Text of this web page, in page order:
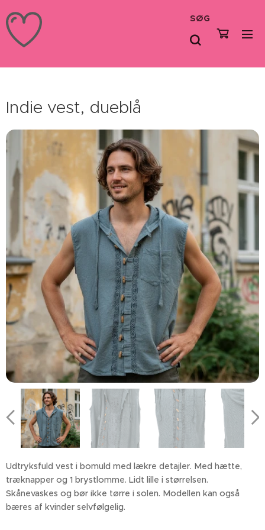
SØG
Indie vest, dueblå
Udtryksfuld vest i bomuld med lækre detajler. Med hætte,
træknapper og 1 brystlomme. Lidt lille i størrelsen.
Skånevaskes og bør ikke tørre i solen. Modellen kan også
bæres af kvinder selvfølgelig.